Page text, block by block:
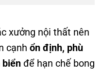
xưởng nội thất nên
cạnh ổn định, phù
biển để hạn chế bong